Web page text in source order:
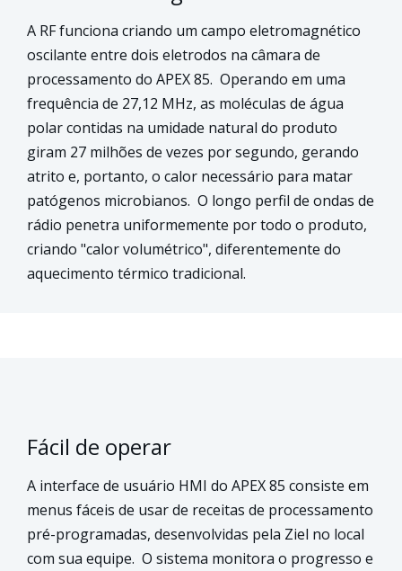
A RF funciona criando um campo eletromagnético
oscilante entre dois eletrodos na câmara de
processamento do APEX 85. Operando em uma
frequência de 27,12 MHz, as moléculas de água
polar contidas na umidade natural do produto
giram 27 milhões de vezes por segundo, gerando
atrito e, portanto, o calor necessário para matar
patógenos microbianos. O longo perfil de ondas de
rádio penetra uniformemente por todo o produto,
criando "calor volumétrico", diferentemente do
aquecimento térmico tradicional.
Fácil de operar
A interface de usuário HMI do APEX 85 consiste em
menus fáceis de usar de receitas de processamento
pré-programadas, desenvolvidas pela Ziel no local
com sua equipe. O sistema monitora o progresso e